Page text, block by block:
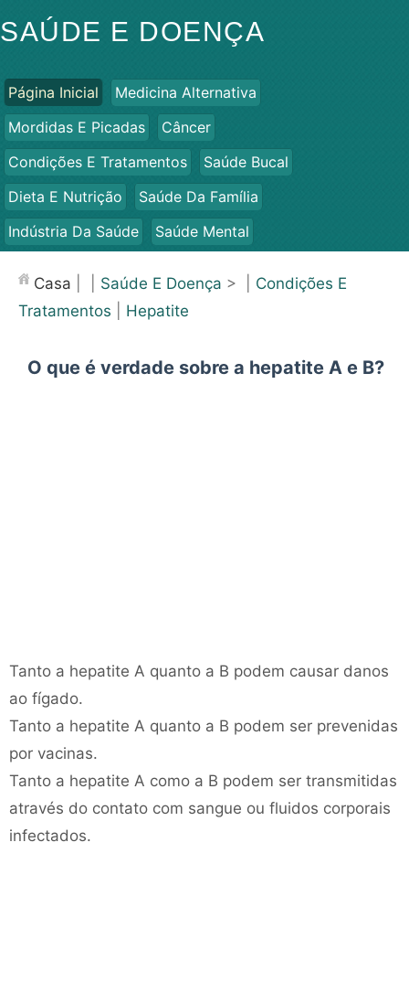
SAÚDE E DOENÇA
Página Inicial
Medicina Alternativa
Mordidas E Picadas
Câncer
Condições E Tratamentos
Saúde Bucal
Dieta E Nutrição
Saúde Da Família
Indústria Da Saúde
Saúde Mental
Saúde
Casa Saúde E Doença > | Condições E
Tratamentos
Hepatite
O que é verdade sobre a hepatite A e B?
Tanto a hepatite A quanto a B podem causar danos
ao fígado.
Tanto a hepatite A quanto a B podem ser prevenidas
por vacinas.
Tanto a hepatite A como a B podem ser transmitidas
através do contato com sangue ou fluidos corporais
infectados.